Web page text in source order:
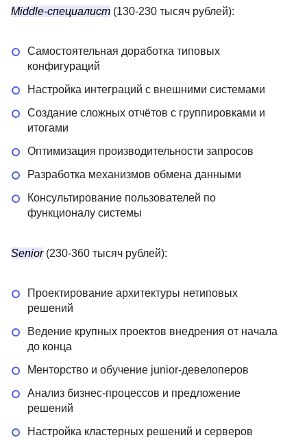
Middle-специалист (130-230 тысяч рублей):
Самостоятельная доработка типовых
конфигураций
Настройка интеграций с внешними системами
Создание сложных отчётов с группировками и
итогами
Оптимизация производительности запросов
Разработка механизмов обмена данными
Консультирование пользователей по
функционалу системы
Senior(230-360 тысяч рублей):
Проектирование архитектуры нетиповых
решений
Ведение крупных проектов внедрения от начала
до конца
Менторство и обучение junior-девелоперов
Анализ бизнес-процессов и предложение
решений
Настройка кластерных решений и серверов